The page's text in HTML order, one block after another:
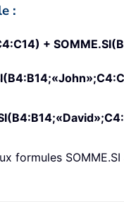
:
+
formules